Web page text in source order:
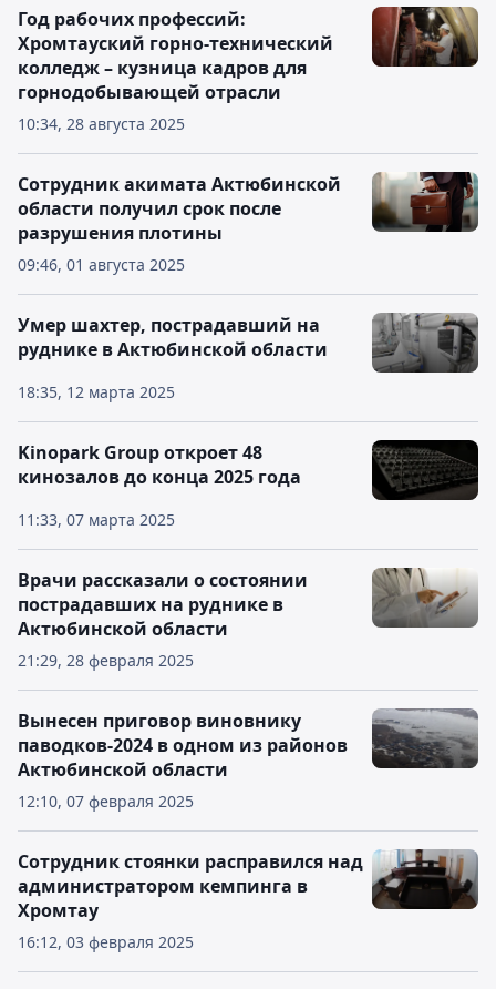
10:34, 28 августа 2025
Год рабочих профессий:
Хромтауский горно-технический
колледж – кузница кадров для
горнодобывающей отрасли
09:46, 01 августа 2025
Сотрудник акимата Актюбинской
области получил срок после
разрушения плотины
18:35, 12 марта 2025
Умер шахтер, пострадавший на
руднике в Актюбинской области
11:33, 07 марта 2025
Kinopark Group откроет 48
кинозалов до конца 2025 года
21:29, 28 февраля 2025
Врачи рассказали о состоянии
пострадавших на руднике в
Актюбинской области
12:10, 07 февраля 2025
Вынесен приговор виновнику
паводков-2024 в одном из районов
Актюбинской области
16:12, 03 февраля 2025
Сотрудник стоянки расправился над
администратором кемпинга в
Хромтау